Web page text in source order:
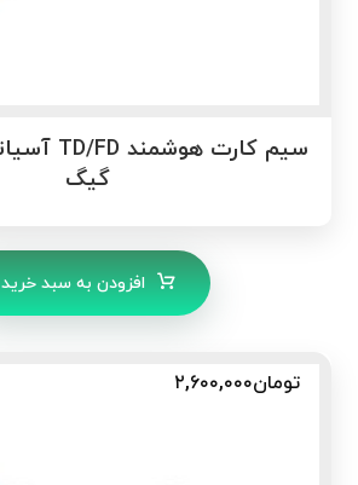
گیگ
افزودن به سبد خرید
تومان۲,۶۰۰,۰۰۰